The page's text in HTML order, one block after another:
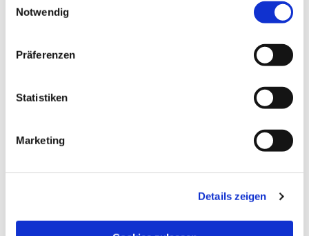
Notwendig
Präferenzen
Statistiken
Marketing
Details zeigen